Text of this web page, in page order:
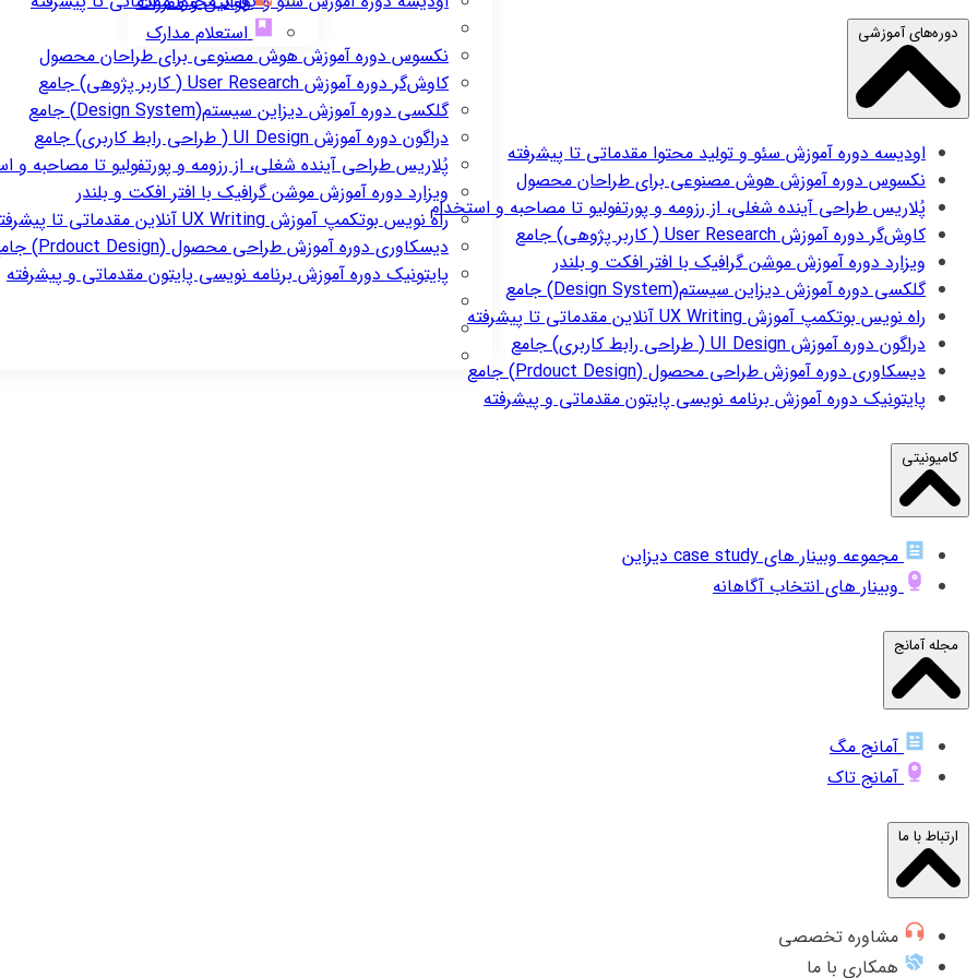
نکسوسدوره آموزش هوش مصنوعی برای طراحان محصول
کاوش‌گردوره آموزش User Research ( کاربر پژوهی) جامع
گلکسیدوره آموزش دیزاین سیستم(Design System) جامع
دراگوندوره آموزش UI Design ( طراحی رابط کاربری) جامع
پُلاریسطراحی آینده شغلی، از رزومه و پورتفولیو تا مصاحبه و
ویزارددوره آموزش موشن گرافیک با افتر افکت و بلندر
راه نویسبوتکمپ آموزش UX Writing آنلاین مقدماتی تا پیشرفته
دیسکاوریدوره آموزش طراحی محصول (Prdouct Design) جامع
پایتونیکدوره آموزش برنامه نویسی پایتون مقدماتی و پیشرفته
استعلام مدارک
دوره‌های آموزشی
اودیسهدوره آموزش سئو و تولید محتوا مقدماتی تا پیشرفته
نکسوسدوره آموزش هوش مصنوعی برای طراحان محصول
پُلاریسطراحی آینده شغلی، از رزومه و پورتفولیو تا مصاحبه و استخدام
کاوش‌گردوره آموزش User Research ( کاربر پژوهی) جامع
ویزارددوره آموزش موشن گرافیک با افتر افکت و بلندر
گلکسیدوره آموزش دیزاین سیستم(Design System) جامع
راه نویسبوتکمپ آموزش UX Writing آنلاین مقدماتی تا پیشرفته
دراگوندوره آموزش UI Design ( طراحی رابط کاربری) جامع
دیسکاوریدوره آموزش طراحی محصول (Prdouct Design) جامع
پایتونیکدوره آموزش برنامه نویسی پایتون مقدماتی و پیشرفته
کامیونیتی
مجموعه وبینار های case study دیزاین
وبینار های انتخاب آگاهانه
مجله آمانج
آمانج مگ
آمانج تاک
ارتباط با ما
مشاوره تخصصی
همکاری با ما